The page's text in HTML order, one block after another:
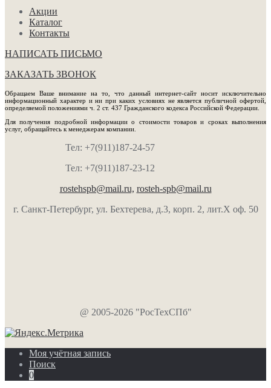
Акции
Каталог
Контакты
НАПИСАТЬ ПИСЬМО
ЗАКАЗАТЬ ЗВОНОК
Обращаем Ваше внимание на то, что данный интернет-сайт носит исключительно
информационный характер и ни при каких условиях не является публичной офертой,
определяемой положениями ч. 2 ст. 437 Гражданского кодекса Российской Федерации.
Для получения подробной информации о стоимости товаров и сроках выполнения
услуг, обращайтесь к менеджерам компании.
Тел: +7(911)187-24-57
Тел: +7(911)187-23-12
rostehspb@mail.ru, rosteh-spb@mail.ru
г. Санкт-Петербург, ул. Бехтерева, д.3, корп. 2, лит.Х оф. 50
@ 2005-2026 "РосТехСПб"
Моя учётная запись
Поиск
0